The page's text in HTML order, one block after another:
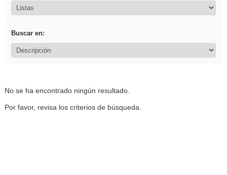
Buscar en:
No se ha encontrado ningún resultado.
Por favor, revisa los criterios de búsqueda.